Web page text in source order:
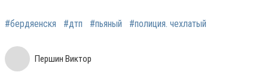
#бердяенскя #дтп #пьяный #полиция. чехлатый
Першин Виктор